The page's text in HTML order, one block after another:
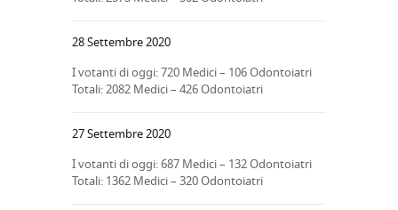
28 Settembre 2020
I votanti di oggi: 720 Medici – 106 Odontoiatri
Totali: 2082 Medici – 426 Odontoiatri
27 Settembre 2020
I votanti di oggi: 687 Medici – 132 Odontoiatri
Totali: 1362 Medici – 320 Odontoiatri